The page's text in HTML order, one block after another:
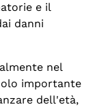
e il
danni
nel
importante
dell'età,